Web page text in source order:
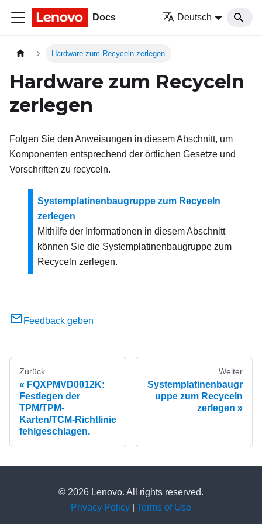
Docs Deutsch
Hardware zum Recyceln zerlegen
Hardware zum Recyceln
zerlegen
Folgen Sie den Anweisungen in diesem Abschnitt, um
Komponenten entsprechend der örtlichen Gesetze und
Vorschriften zu recyceln.
Systemplatinenbaugruppe zum Recyceln
zerlegen
Mithilfe der Informationen in diesem Abschnitt
können Sie die Systemplatinenbaugruppe zum
Recyceln zerlegen.
Feedback geben
Zurück
FQXPMVD0012K:
Festlegen der
TPM/TPM-
Karten/TCM-Richtlinie
fehlgeschlagen.
Weiter
Systemplatinenbaugr
uppe zum Recyceln
zerlegen
© 2026 Lenovo. All rights reserved.
Privacy Policy
Terms of Use